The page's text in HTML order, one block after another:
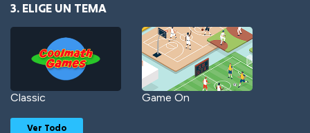
3. ELIGE UN TEMA
Classic Game On
Ver Todo